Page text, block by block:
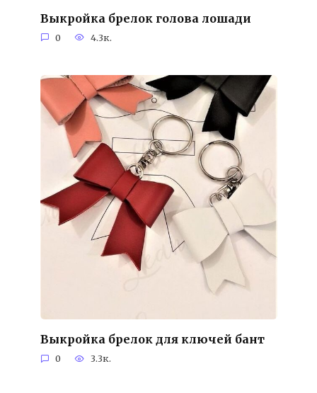
Выкройка брелок голова лошади
0 4.3к.
Выкройка брелок для ключей бант
0 3.3к.